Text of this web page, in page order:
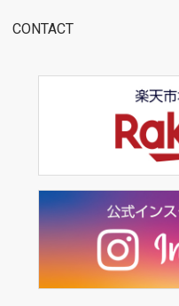
CONTACT